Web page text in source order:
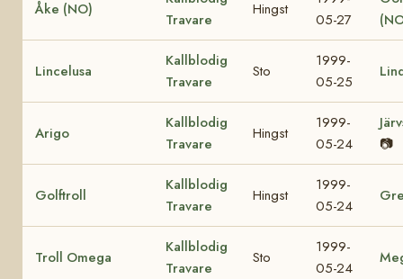
Åke (NO)
Travare
Hingst
05-27
Lincelusa
Kallblodig
Travare
Sto
1999-
05-25
Arigo
Kallblodig
Travare
Hingst
1999-
05-24
📷
Golftroll
Kallblodig
Travare
Hingst
1999-
05-24
Troll Omega
Kallblodig
Travare
Sto
1999-
05-24